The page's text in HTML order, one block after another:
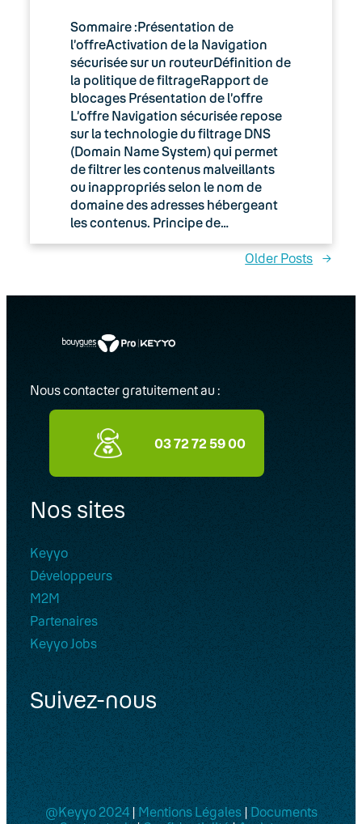
Sommaire :Présentation de
l’offreActivation de la Navigation
sécurisée sur un routeurDéfinition de
la politique de filtrageRapport de
blocages Présentation de l’offre
L’offre Navigation sécurisée repose
sur la technologie du filtrage DNS
(Domain Name System) qui permet
de filtrer les contenus malveillants
ou inappropriés selon le nom de
domaine des adresses hébergeant
les contenus. Principe de…
Older Posts →
Nous contacter gratuitement au :
03 72 72 59 00
Nos sites
Keyyo
Développeurs
M2M
Partenaires
Keyyo Jobs
Suivez-nous
@Keyyo 2024| Mentions Légales|Documents